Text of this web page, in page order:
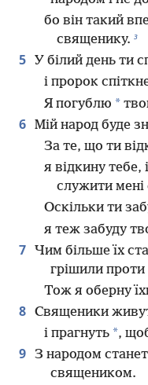
бо він такий
священику. з
5
У білий день ти
і пророк
Я погублю *
6 Мій народ буде
За те, що ти
я відкину тебе,
служити
Оскільки ти
я теж забуду
7 Чим більше їх
грішили проти
Тож я оберну
8 Священики
і прагнуть *,
9 З народом
священиком.